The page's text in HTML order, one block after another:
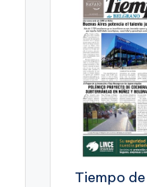
Tiempo de